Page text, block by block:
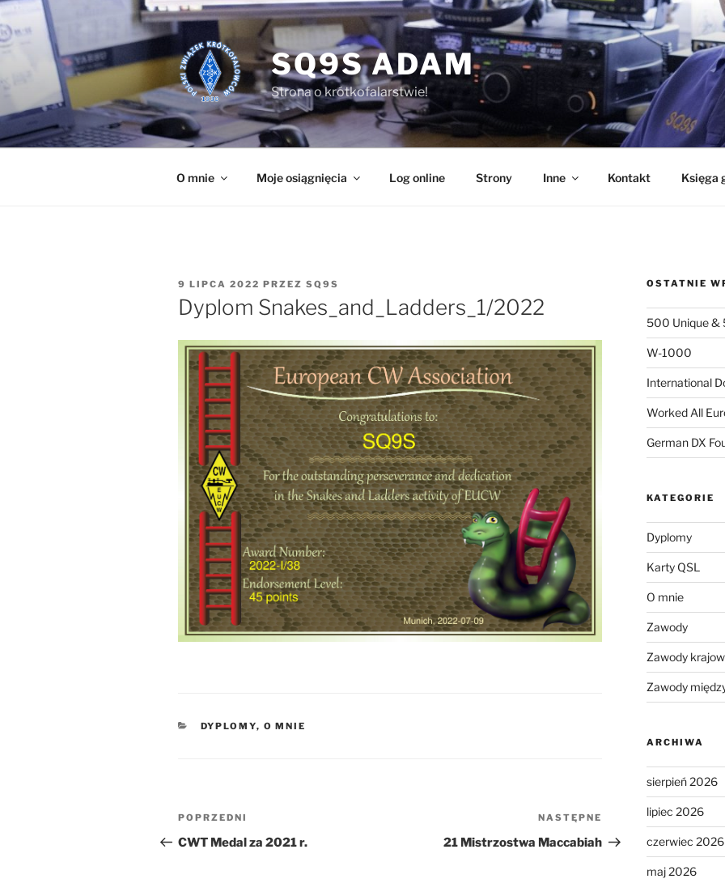
Przejdź
do
treści
SQ9S ADAM
Strona o krótkofalarstwie!
O mnie Moje osiągnięcia Log online Strony Inne Kontakt Księga
OPUBLIKOWANE
W
9 LIPCA 2022 PRZEZ SQ9S
Dyplom Snakes_and_Ladders_1/2022
KATEGORIE
DYPLOMY, O MNIE
Nawigacja
wpisu
Poprzedni
wpis
POPRZEDNI
CWT Medal za 2021 r.
Następny
wpis
NASTĘPNE
21 Mistrzostwa Maccabiah
OSTATNIE
500 Unique &
W-1000
International
Worked All
German DX
KATEGORIE
Dyplomy
Karty QSL
O mnie
Zawody
Zawody
Zawody
ARCHIWA
sierpień 2026
lipiec 2026
czerwiec 2026
maj 2026